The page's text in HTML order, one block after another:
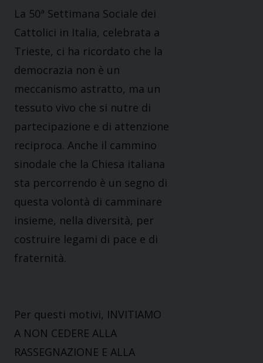
La 50ª Settimana Sociale dei
Cattolici in Italia, celebrata a
Trieste, ci ha ricordato che la
democrazia non è un
meccanismo astratto, ma un
tessuto vivo che si nutre di
partecipazione e di attenzione
reciproca. Anche il cammino
sinodale che la Chiesa italiana
sta percorrendo è un segno di
questa volontà di camminare
insieme, nella diversità, per
costruire legami di pace e di
fraternità.
Per questi motivi, INVITIAMO
A NON CEDERE ALLA
RASSEGNAZIONE E ALLA